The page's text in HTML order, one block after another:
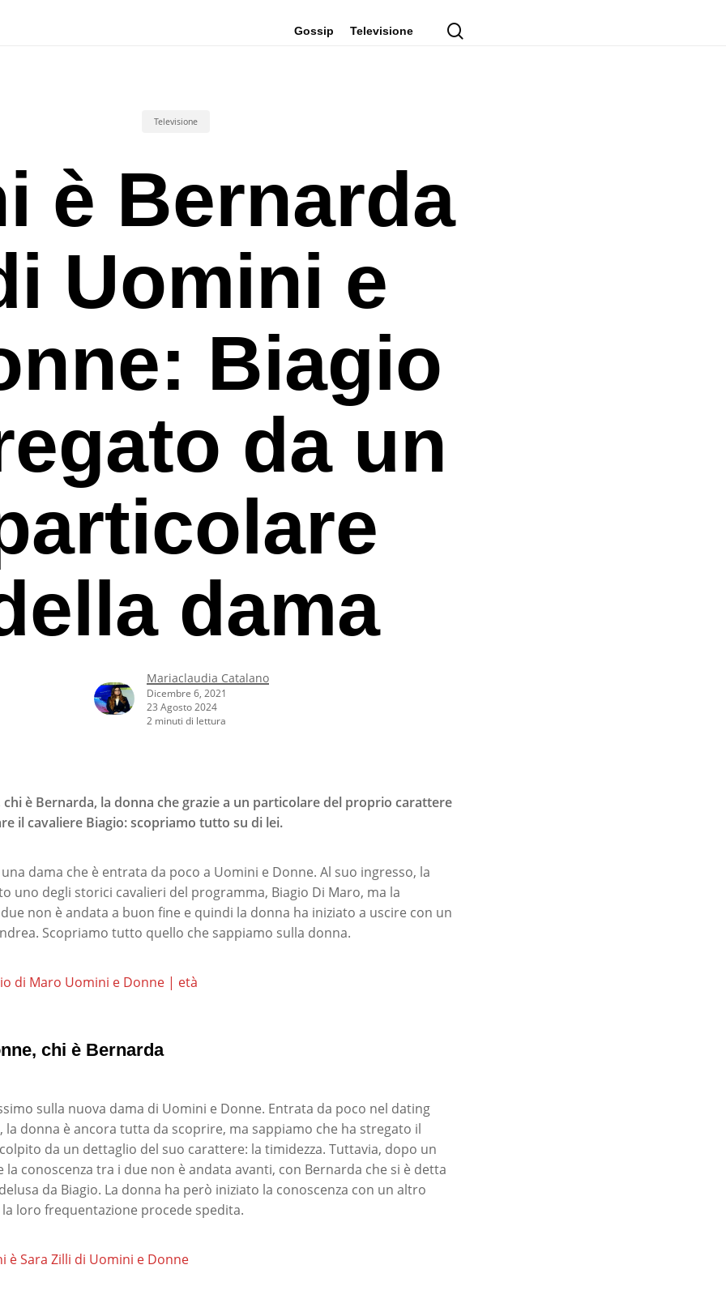
o ESC per uscire
Gossip Televisione
Televisione
è Bernarda
Uomini e
Biagio
da un
dama
Mariaclaudia Catalano
Dicembre 6, 2021
23 Agosto 2024
2 minuti di lettura
è Bernarda, la donna che grazie a un particolare del proprio carattere
il cavaliere Biagio: scopriamo tutto su di lei.
dama che è entrata da poco a Uomini e Donne. Al suo ingresso, la
uno degli storici cavalieri del programma, Biagio Di Maro, ma la
non è andata a buon fine e quindi la donna ha iniziato a uscire con un
Scopriamo tutto quello che sappiamo sulla donna.
di Maro Uomini e Donne | età
chi è Bernarda
sulla nuova dama di Uomini e Donne. Entrata da poco nel dating
la donna è ancora tutta da scoprire, ma sappiamo che ha stregato il
da un dettaglio del suo carattere: la timidezza. Tuttavia, dopo un
la conoscenza tra i due non è andata avanti, con Bernarda che si è detta
da Biagio. La donna ha però iniziato la conoscenza con un altro
loro frequentazione procede spedita.
è Sara Zilli di Uomini e Donne